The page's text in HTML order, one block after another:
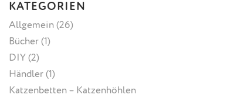
KATEGORIEN
Allgemein(26)
Bücher(1)
DIY (2)
Händler(1)
Katzenbetten – Katzenhöhlen